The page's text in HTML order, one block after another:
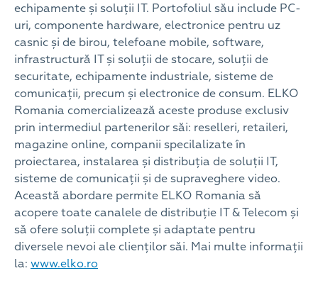
echipamente și soluții IT. Portofoliul său include PC-
uri, componente hardware, electronice pentru uz
casnic și de birou, telefoane mobile, software,
infrastructură IT și soluții de stocare, soluții de
securitate, echipamente industriale, sisteme de
comunicații, precum și electronice de consum. ELKO
Romania comercializează aceste produse exclusiv
prin intermediul partenerilor săi: reselleri, retaileri,
magazine online, companii specilalizate în
proiectarea, instalarea și distribuția de soluții IT,
sisteme de comunicații și de supraveghere video.
Această abordare permite ELKO Romania să
acopere toate canalele de distribuție IT & Telecom și
să ofere soluții complete și adaptate pentru
diversele nevoi ale clienților săi. Mai multe informații
la: www.elko.ro